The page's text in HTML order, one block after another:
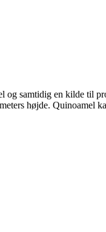
og samtidig en kilde til
højde. Quinoamel